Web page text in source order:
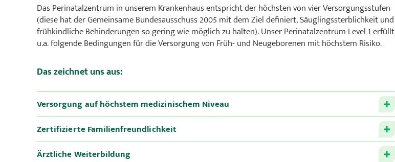
Das Perinatalzentrum in unserem Krankenhaus entspricht der höchsten von vier Versorgungsstufen
(diese hat der Gemeinsame Bundesausschuss 2005 mit dem Ziel definiert, Säuglingssterblichkeit und
frühkindliche Behinderungen so gering wie möglich zu halten). Unser Perinatalzentrum Level 1 erfüllt
u.a. folgende Bedingungen für die Versorgung von Früh- und Neugeborenen mit höchstem Risiko.
Das zeichnet uns aus:
Versorgung auf höchstem medizinischem Niveau
Zertifizierte Familienfreundlichkeit
Ärztliche Weiterbildung